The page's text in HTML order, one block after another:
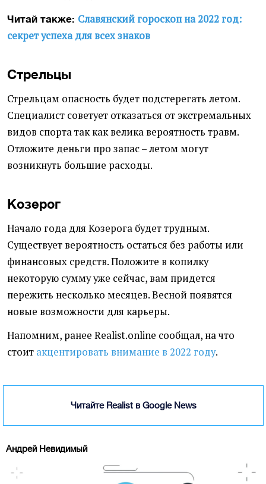
Читай также: Славянский гороскоп на 2022 год:
секрет успеха для всех знаков
Стрельцы
Стрельцам опасность будет подстерегать летом.
Специалист советует отказаться от экстремальных
видов спорта так как велика вероятность травм.
Отложите деньги про запас – летом могут
возникнуть большие расходы.
Козерог
Начало года для Козерога будет трудным.
Существует вероятность остаться без работы или
финансовых средств. Положите в копилку
некоторую сумму уже сейчас, вам придется
пережить несколько месяцев. Весной появятся
новые возможности для карьеры.
Напомним, ранее Realist.online сообщал, на что
стоит акцентировать внимание в 2022 году.
Читайте Realist в Google News
Андрей Невидимый